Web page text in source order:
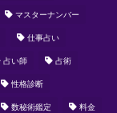
マスターナンバー
仕事占い
占い師 占術
性格診断
数秘術鑑定 料金